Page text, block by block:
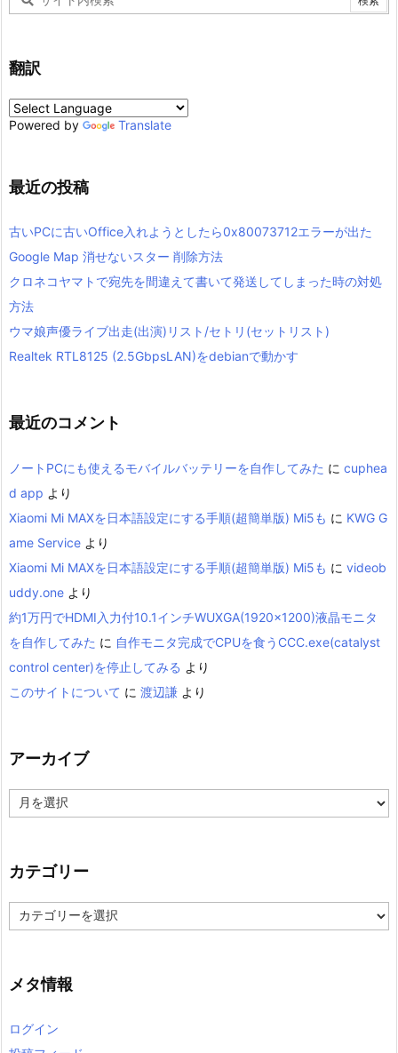
翻訳
Powered by Translate
最近の投稿
古いPCに古いOffice入れようとしたら0x80073712エラーが出た
Google Map 消せないスター 削除方法
クロネコヤマトで宛先を間違えて書いて発送してしまった時の対処
方法
ウマ娘声優ライブ出走(出演)リスト/セトリ(セットリスト)
Realtek RTL8125 (2.5GbpsLAN)をdebianで動かす
最近のコメント
ノートPCにも使えるモバイルバッテリーを自作してみた に cuphea
d app より
Xiaomi Mi MAXを日本語設定にする手順(超簡単版) Mi5も に KWG G
ame Service より
Xiaomi Mi MAXを日本語設定にする手順(超簡単版) Mi5も に videob
uddy.one より
約1万円でHDMI入力付10.1インチWUXGA(1920×1200)液晶モニタ
を自作してみた に 自作モニタ完成でCPUを食うCCC.exe(catalyst
control center)を停止してみる より
このサイトについて に 渡辺謙 より
アーカイブ
ー
ブ
カテゴリー
テ
ー
メタ情報
ログイン